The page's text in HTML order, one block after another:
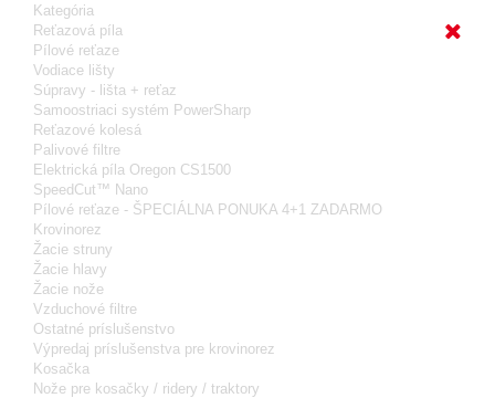
Kategória
Reťazová píla
Pílové reťaze
Vodiace lišty
Súpravy - lišta + reťaz
Samoostriaci systém PowerSharp
Reťazové kolesá
Palivové filtre
Elektrická píla Oregon CS1500
SpeedCut™ Nano
Pílové reťaze - ŠPECIÁLNA PONUKA 4+1 ZADARMO
Krovinorez
Žacie struny
Žacie hlavy
Žacie nože
Vzduchové filtre
Ostatné príslušenstvo
Výpredaj príslušenstva pre krovinorez
Kosačka
Nože pre kosačky / ridery / traktory